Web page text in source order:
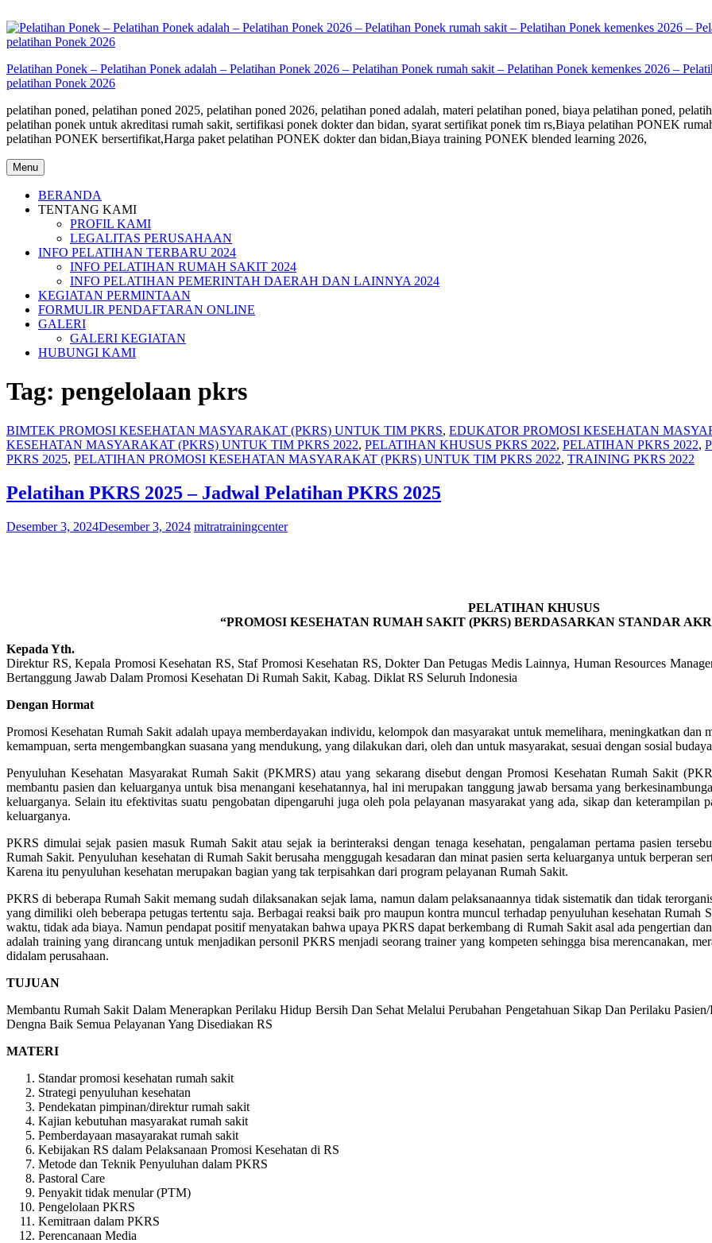
to
content
Pelatihan Ponek – Pelatihan Ponek adalah – Pelatihan Ponek 2026 – Pelatihan Ponek rumah sakit – Pelatihan Ponek kemenkes 2026 –
pelatihan Ponek 2026
pelatihan poned, pelatihan poned 2025, pelatihan poned 2026, pelatihan poned adalah, materi pelatihan poned, biaya pelatihan poned,
pelatihan ponek untuk akreditasi rumah sakit, sertifikasi ponek dokter dan bidan, syarat sertifikat ponek tim rs,Biaya pelatihan PONEK
pelatihan PONEK bersertifikat,Harga paket pelatihan PONEK dokter dan bidan,Biaya training PONEK blended learning 2026,
Menu
BERANDA
TENTANG KAMI
PROFIL KAMI
LEGALITAS PERUSAHAAN
INFO PELATIHAN TERBARU 2024
INFO PELATIHAN RUMAH SAKIT 2024
INFO PELATIHAN PEMERINTAH DAERAH DAN LAINNYA 2024
KEGIATAN PERMINTAAN
FORMULIR PENDAFTARAN ONLINE
GALERI
GALERI KEGIATAN
HUBUNGI KAMI
Tag: pengelolaan pkrs
BIMTEK PROMOSI KESEHATAN MASYARAKAT (PKRS) UNTUK TIM PKRS, EDUKATOR PROMOSI KESEHATAN
KESEHATAN MASYARAKAT (PKRS) UNTUK TIM PKRS 2022, PELATIHAN KHUSUS PKRS 2022, PELATIHAN PKRS 2022,
PKRS 2025, PELATIHAN PROMOSI KESEHATAN MASYARAKAT (PKRS) UNTUK TIM PKRS 2022, TRAINING PKRS 2022
Pelatihan PKRS 2025 – Jadwal Pelatihan PKRS 2025
Desember 3, 2024Desember 3, 2024 mitratrainingcenter
PELATIHAN KHUSUS
“PROMOSI KESEHATAN RUMAH SAKIT (PKRS) BERDASARKAN STANDAR
Kepada Yth.
Direktur RS, Kepala Promosi Kesehatan RS, Staf Promosi Kesehatan RS, Dokter Dan Petugas Medis Lainnya, Human Resources
Bertanggung Jawab Dalam Promosi Kesehatan Di Rumah Sakit, Kabag. Diklat RS Seluruh Indonesia
Dengan Hormat
Promosi Kesehatan Rumah Sakit adalah upaya memberdayakan individu, kelompok dan masyarakat untuk memelihara, meningkatkan dan
kemampuan, serta mengembangkan suasana yang mendukung, yang dilakukan dari, oleh dan untuk masyarakat, sesuai dengan sosial
Penyuluhan Kesehatan Masyarakat Rumah Sakit (PKMRS) atau yang sekarang disebut dengan Promosi Kesehatan Rumah Sakit
membantu pasien dan keluarganya untuk bisa menangani kesehatannya, hal ini merupakan tanggung jawab bersama yang
keluarganya. Selain itu efektivitas suatu pengobatan dipengaruhi juga oleh pola pelayanan masyarakat yang ada, sikap dan keterampilan
keluarganya.
PKRS dimulai sejak pasien masuk Rumah Sakit atau sejak ia berinteraksi dengan tenaga kesehatan, pengalaman pertama pasien
Rumah Sakit. Penyuluhan kesehatan di Rumah Sakit berusaha menggugah kesadaran dan minat pasien serta keluarganya untuk berperan
Karena itu penyuluhan kesehatan merupakan bagian yang tak terpisahkan dari program pelayanan Rumah Sakit.
PKRS di beberapa Rumah Sakit memang sudah dilaksanakan sejak lama, namun dalam pelaksanaannya tidak sistematik dan tidak
yang dimiliki oleh beberapa petugas tertentu saja. Berbagai reaksi baik pro maupun kontra muncul terhadap penyuluhan kesehatan Rumah
waktu, tidak ada biaya. Namun pendapat positif menyatakan bahwa upaya PKRS dapat berkembang di Rumah Sakit asal ada pengertian
adalah training yang dirancang untuk menjadikan personil PKRS menjadi seorang trainer yang kompeten sehingga bisa merencanakan,
didalam perusahaan.
TUJUAN
Membantu Rumah Sakit Dalam Menerapkan Perilaku Hidup Bersih Dan Sehat Melalui Perubahan Pengetahuan Sikap Dan Perilaku
Dengna Baik Semua Pelayanan Yang Disediakan RS
MATERI
Standar promosi kesehatan rumah sakit
Strategi penyuluhan kesehatan
Pendekatan pimpinan/direktur rumah sakit
Kajian kebutuhan masyarakat rumah sakit
Pemberdayaan masayarakat rumah sakit
Kebijakan RS dalam Pelaksanaan Promosi Kesehatan di RS
Metode dan Teknik Penyuluhan dalam PKRS
Pastoral Care
Penyakit tidak menular (PTM)
Pengelolaan PKRS
Kemitraan dalam PKRS
Perencanaan Media